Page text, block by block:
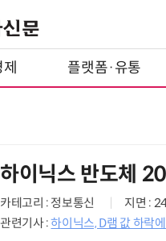
플랫폼·유통
하이닉스 반도체
카테고리 : 정보통신 지면 :
관련기사 :하이닉스, D램 값 하락